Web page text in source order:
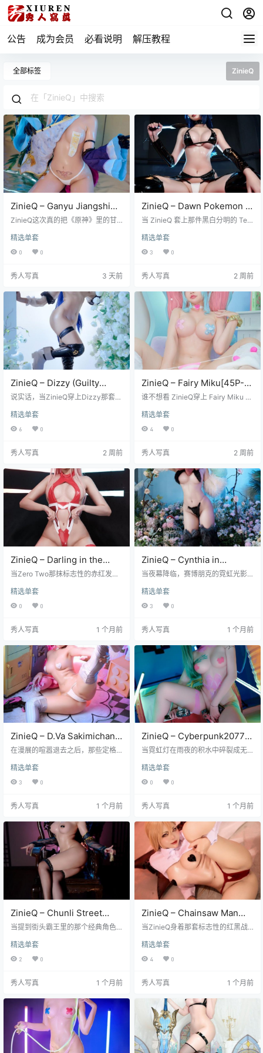
公告 成为会员 必看说明 解压教程
全部标签 ZinieQ
ZinieQ – Ganyu Jiangshi
[39P5V 635MB]
ZinieQ这次真的把《原神》里的甘
温柔的半仙兽秘书能跟中国民间传
说的僵尸（Jiangshi）扯上关系呢？
满的甘雨拽进了暗黑诡异的氛围
频，足足635MB的容量，每一帧都
在挑战你的视觉神经。 你看她脸上
那层惨白的底妆，配上暗红色的眼
妆，活脱脱就是从古墓里刚…
精选单套
0 0
秀人写真 3 天前
ZinieQ – Dawn Pokemon in
Team Rocket costume
当 ZinieQ 套上那件黑白分明的 Tea
总是扎着高马尾、元气满满的 Daw
n Pokemon 瞬间就变味了，这种从
机。紧身面料死死咬住她的每一寸
作微微变形，谁能想到那个立志要
成为宝可梦大师的小光，摇身一变
成了火箭队的恶系女王。42P 加上
20V 的豪华配…
精选单套
3 0
秀人写真 2 周前
ZinieQ – Dizzy (Guilty
Gear) [40P-123MB]
说实话，当ZinieQ穿上Dizzy那套标
愣住了，那种属于《罪恶装备》里
半人半妖的独特气质，被她拿捏得
死死的，尤其是背后那对由Necro和
在光影交错间呈现出一种既神圣又
了。这套ZinieQ Dizzy cosplay写
真图集，不仅仅是简单的角色扮
演，更是对Guilty Gear经典角色的
一次深度重塑，每…
精选单套
6 0
秀人写真 2 周前
ZinieQ – Fairy Miku[45P-
360.8M]
谁不想看 ZinieQ穿上 Fairy Miku 的
种流水线上的初音未来 Cosplay，
那种随便套个双马尾加件蓝绿色衣
服就算完事的玩意儿，ZinieQ这次
集的时候我甚至都能闻到那种草莓
里，头发上的蝴蝶结随着稍微有点
过曝的光线飘起来，脸上的那种表
情怎么说呢，就是那种看着你就好
像看着一块小蛋糕的微妙征服欲，
每一根…
精选单套
4 0
秀人写真 2 周前
ZinieQ – Darling in the
Franxxx Zero Two[31P-5V-
当Zero Two那抹标志性的赤红发丝
燃观者内心深处最原始的渴望，Zini
eQ所呈现的不仅仅是《Darling in th
e Franxxx》中那个危险而迷人的角
的深度沉浸体验，这套拥有31张高
高达1.83G超大容量的写真图集，无
疑是目前市面上针对该角色进行深
度挖掘的顶级资源之一，每一张照
片都经过精心构图，…
精选单套
0 0
秀人写真 1 个月前
ZinieQ – Cynthia in
Meowscarada Costume
当夜幕降临，赛博朋克的霓虹光影
nieQ 以一种近乎挑衅的姿态闯入视
野，她身着的并非寻常戏服，而是
经过精密解构与重组后的《宝可
不仅仅是一次简单的 Cosplay 复
界模糊化的视觉实验，每一帧画面
都像是在向传统二次元审美发起无
声的挑战。 在那套标志性的紫绿配
色服饰下，ZinieQ 巧妙地平衡了角
色…
精选单套
3 0
秀人写真 1 个月前
ZinieQ – D.Va Sakimichan
Art[39P-381.6M]
在漫展的喧嚣退去之后，那些定格
夜浏览时最难以割舍的记忆碎片。
今天我们要探讨的这组由知名画师 Z
作为《守望先锋》中人气极高的角
女感的完美融合，在 Sakimichan
独特的笔触加持下，呈现出一种既
熟悉又全新的视觉体验。这不仅仅
是一张张静态的图片，更像是一系
精选单套
3 0
秀人写真 1 个月前
ZinieQ – Cyberpunk2077
Rebecca[44P-3V-514.2M]
当霓虹灯在雨夜的积水中碎裂成无
械义肢与紧身作战服仿佛就是为赛
博朋克2077的夜之城量身定制的第
真中，完美捕捉了那种冷冽而迷幻
是从游戏CG中直接截取下来的现实
投影，让人不禁怀疑这究竟是虚拟
还是现实的边界模糊时刻。 镜头下
的她，眼神中透着一种疏离却又…
精选单套
0 0
秀人写真 1 个月前
ZinieQ – Chunli Street
Fighter [38P+15V／
当提到街头霸王里的那个经典角色
心的，而 ZinieQ 这次带来的 Chunli
Street Fighter 系列图集，无疑是对
大图以及 15 段精彩视频的 1.02GB
一个简单的角色扮演，更是一场关
于光影、姿态与角色神韵的深度对
话。ZinieQ 以其独特的镜头语…
精选单套
2 0
秀人写真 1 个月前
ZinieQ – Chainsaw Man
Power 电锯人 帕瓦[37P-
当ZinieQ身着那套标志性的红黑战
力仿佛都要溢出屏幕，那种来自
《电锯人》中帕瓦角色的狂野与纯
saw Man Power 电锯人 帕瓦[37P-
集，不仅仅是一系列静态图片的简
单堆砌，更像是一场关于视觉冲击
与角色灵魂深度对话的艺术展览，
每一帧都精心捕捉了角色…
精选单套
4 0
秀人写真 1 个月前